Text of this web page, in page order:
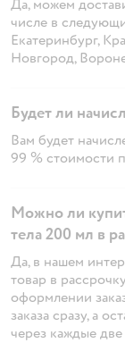
Да, можем
числе в
Екатеринбург,
Новгород,
Будет ли
Вам будет
99 % стоимости
Можно ли
тела 200 мл в
Да, в нашем
товар в
оформлении
заказа сразу, а
через каждые